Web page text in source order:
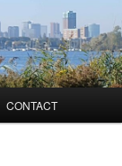
CONTACT